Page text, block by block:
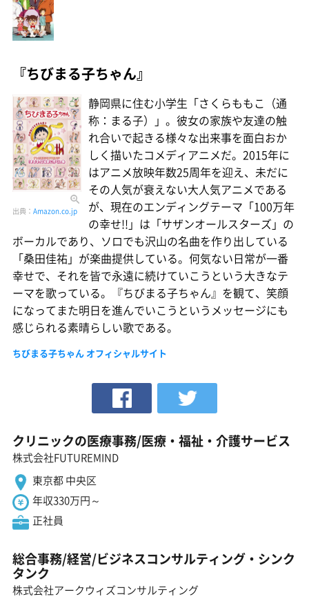
『ちびまる子ちゃん』
出典： Amazon.co.jp
静岡県に住む小学生「さくらももこ（通
称：まる子）」。彼女の家族や友達の触
れ合いで起きる様々な出来事を面白おか
しく描いたコメディアニメだ。2015年に
はアニメ放映年数25周年を迎え、未だに
その人気が衰えない大人気アニメである
が、現在のエンディングテーマ「100万年
の幸せ!!」は「サザンオールスターズ」の
ボーカルであり、ソロでも沢山の名曲を作り出している
「桑田佳祐」が楽曲提供している。何気ない日常が一番
幸せで、それを皆で永遠に続けていこうという大きなテ
ーマを歌っている。『ちびまる子ちゃん』を観て、笑顔
になってまた明日を進んでいこうというメッセージにも
感じられる素晴らしい歌である。
ちびまる子ちゃん オフィシャルサイト
クリニックの医療事務/医療・福祉・介護サービス
株式会社FUTUREMIND
東京都 中央区
年収330万円～
正社員
総合事務/経営/ビジネスコンサルティング・シンク
タンク
株式会社アークウィズコンサルティング